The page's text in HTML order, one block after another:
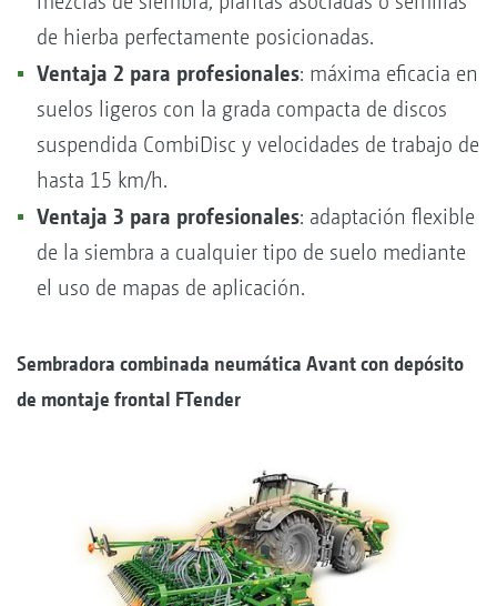
de hierba perfectamente posicionadas.
Ventaja 2 para profesionales: máxima eficacia en
suelos ligeros con la grada compacta de discos
suspendida CombiDisc y velocidades de trabajo de
hasta 15 km/h.
Ventaja 3 para profesionales: adaptación flexible
de la siembra a cualquier tipo de suelo mediante
el uso de mapas de aplicación.
Sembradora combinada neumática Avant con depósito
de montaje frontal FTender